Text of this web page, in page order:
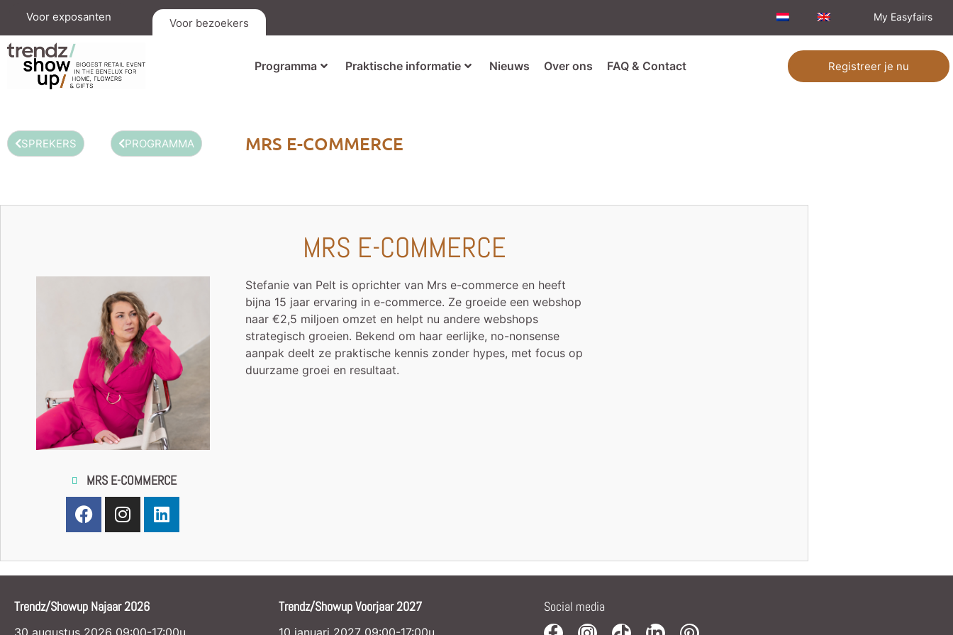
Voor exposanten Voor bezoekers My Easyfairs
Programma Praktische informatie Nieuws Over ons FAQ & Contact Registreer je nu
SPREKERS PROGRAMMA MRS E-COMMERCE
MRS E-COMMERCE
MRS E-COMMERCE
Stefanie van Pelt is oprichter van Mrs e-commerce en heeft
bijna 15 jaar ervaring in e-commerce. Ze groeide een webshop
naar €2,5 miljoen omzet en helpt nu andere webshops
strategisch groeien. Bekend om haar eerlijke, no-nonsense
aanpak deelt ze praktische kennis zonder hypes, met focus op
duurzame groei en resultaat.
Trendz/Showup Najaar 2026
30 augustus 2026 09:00-17:00u
Trendz/Showup Voorjaar 2027
10 januari 2027 09:00-17:00u
Social media